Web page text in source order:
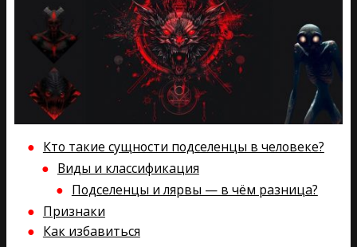
Кто такие сущности подселенцы в человеке?
Виды и классификация
Подселенцы и лярвы — в чём разница?
Признаки
Как избавиться